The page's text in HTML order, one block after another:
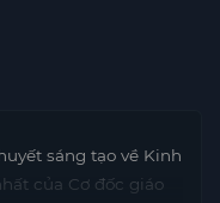
sáng tạo về Kinh
của Cơ đốc giáo